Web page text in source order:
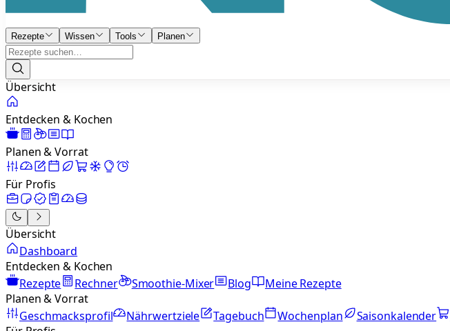
Rezepte Wissen Tools Planen
Übersicht
Entdecken & Kochen
Planen & Vorrat
Für Profis
Übersicht
Dashboard
Entdecken & Kochen
Rezepte
Rechner Smoothie-Mixer Blog
Meine Rezepte
Planen & Vorrat
Geschmacksprofil
Nährwertziele Tagebuch Wochenplan Saisonkalender